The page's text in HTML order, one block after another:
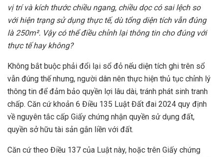
vị trí và kích thước chiều ngang, chiều dọc có sai lệch so
với hiện trạng sử dụng thực tế, dù tổng diện tích vẫn đúng
là 250m². Vậy có thể điều chỉnh lại thông tin cho đúng với
thực tế hay không?
Không bắt buộc phải đổi lại sổ đỏ nếu diện tích ghi trên sổ
vẫn đúng thế nhưng, người dân nên thực hiện thủ tục chỉnh lý
thông tin để đảm bảo quyền lợi lâu dài, tránh phát sinh tranh
chấp. Căn cứ khoản 6 Điều 135 Luật Đất đai 2024 quy định
về nguyên tắc cấp Giấy chứng nhận quyền sử dụng đất,
quyền sở hữu tài sản gắn liền với đất.
Căn cứ theo Điều 137 của Luật này, hoặc trên Giấy chứng